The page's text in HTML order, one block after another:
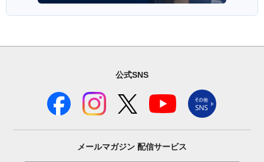
公式SNS
メールマガジン 配信サービス